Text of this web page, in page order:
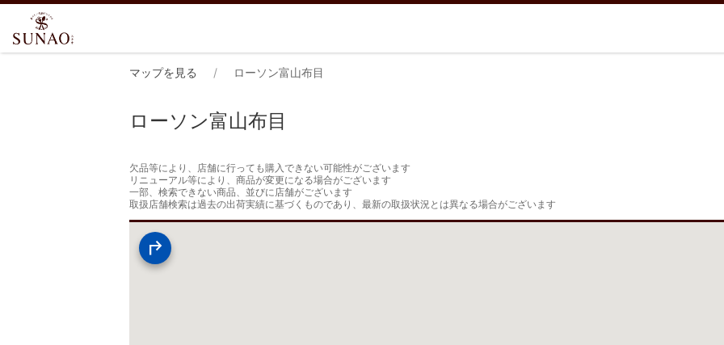
マップを見る ローソン富山布目
ローソン富山布目
欠品等により、店舗に行っても購入できない可能性がございます
リニューアル等により、商品が変更になる場合がございます
一部、検索できない商品、並びに店舗がございます
取扱店舗検索は過去の出荷実績に基づくものであり、最新の取扱状況とは異なる場合がございます